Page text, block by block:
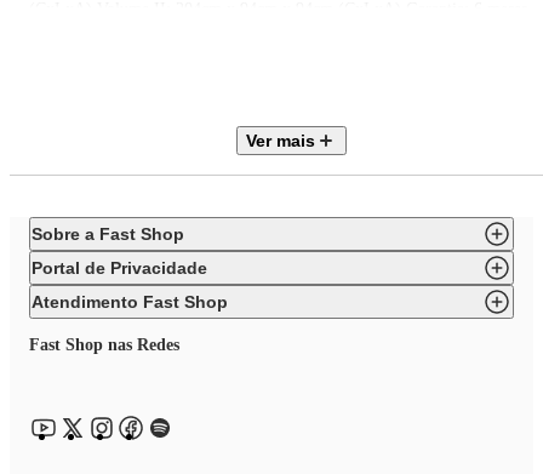
Ver mais
Sobre a Fast Shop
Portal de Privacidade
Atendimento Fast Shop
Fast Shop nas Redes